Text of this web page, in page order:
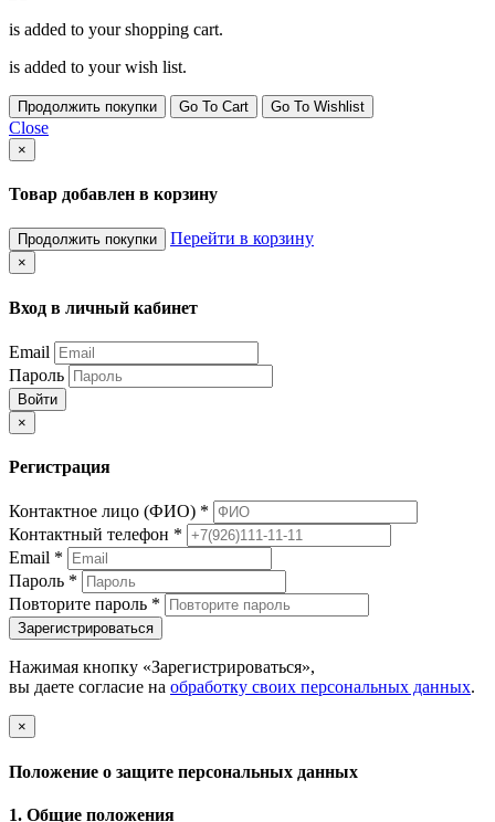
is added to your shopping cart.
is added to your wish list.
Продолжить покупки Go To Cart Go To Wishlist
Close
×
Товар добавлен в корзину
Продолжить покупки Перейти в корзину
×
Вход в личный кабинет
Email
Пароль
Войти
×
Регистрация
Контактное лицо (ФИО) *
Контактный телефон *
Email *
Пароль *
Повторите пароль *
Зарегистрироваться
Нажимая кнопку «Зарегистрироваться»,
вы даете согласие на обработку своих персональных данных.
×
Положение о защите персональных данных
1. Общие положения